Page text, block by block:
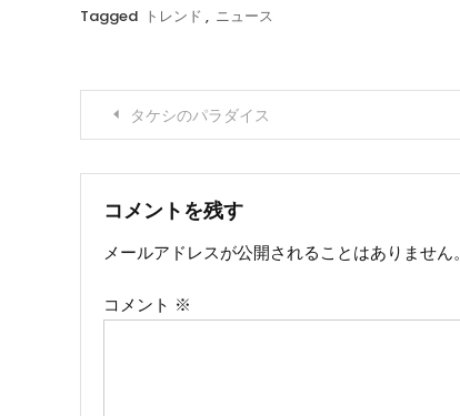
Tagged トレンド , ニュース
ナ
ビ
ゲ
タケシのパラダイス
コメントを残す
メールアドレスが公開されることはありません。
コメント ※